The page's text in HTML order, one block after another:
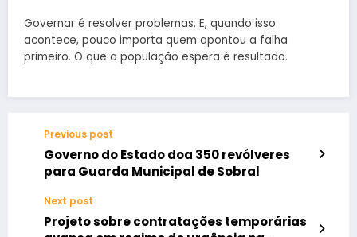
Governar é resolver problemas. E, quando isso
acontece, pouco importa quem apontou a falha
primeiro. O que a população espera é resultado.
Previous post
Governo do Estado doa 350 revólveres
para Guarda Municipal de Sobral
Next post
Projeto sobre contratações temporárias